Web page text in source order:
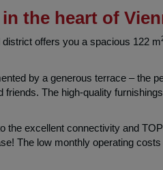
the heart of
offers you a spacious 122 m
by a generous terrace – the
The high-quality
excellent connectivity and